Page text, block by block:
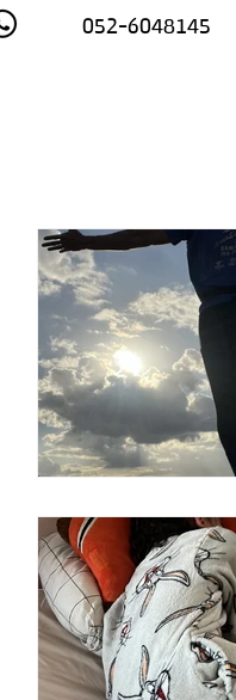
052-6048145